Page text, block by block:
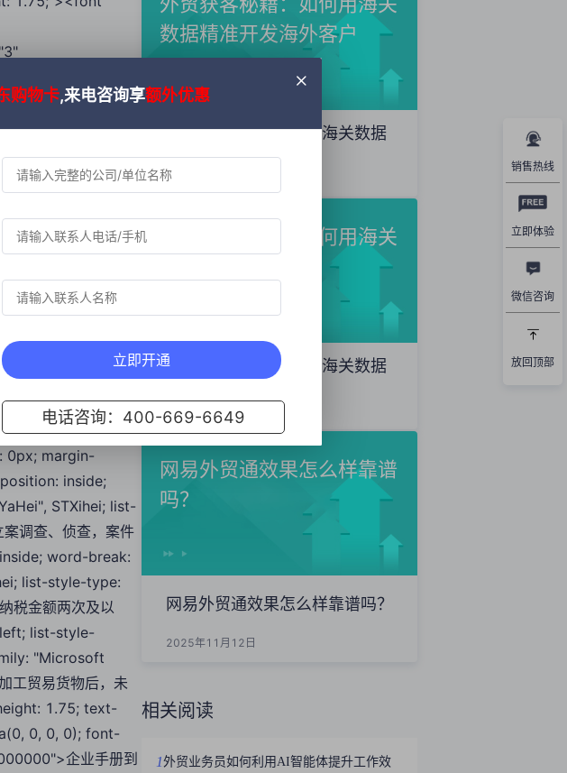
bottom: 0px;
word-break:
list-style-type:
企业需事先向海关
1.75; text-align:
0); font-family:
纳税申报<span
日期的前提下，最
1.75; text-align:
0); font-family:
可证件管理
当取得相应许可证
1.75;"><span
size="3"
0px; margin-
inside;
STXihei; list-
调查、侦查，案件
word-break:
list-style-type:
税金额两次及以
list-style-
"Microsoft
贸易货物后，未
1.75; text-
0, 0, 0); font-
企业手册到
数据精准开发海外客户
外贸获客秘籍：如何用海关数据
精准开发海外客户
2025年12月19日
外贸新手必看！如何用海关
外贸新手必看！如何用海关数据
2025年12月17日
网易外贸通效果怎么样靠谱
吗？
网易外贸通效果怎么样靠谱吗？
2025年11月12日
相关阅读
1外贸业务员如何利用AI智能体提升工作效
购物卡,来电咨询享额外优惠
立即开通
电话咨询：400-669-6649
销售热线
立即体验
微信咨询
放回顶部